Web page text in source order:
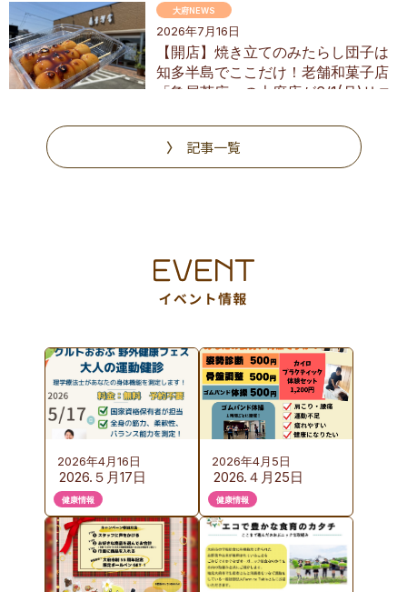
2026年7月16日
【開店】焼き立てのみたらし団子は
知多半島でここだけ！老舗和菓子店
「亀屋芳広」の大府店が6/1(月)リニ
大府NEWS
記事一覧
2026年4月16日
2026.５月17日
（日）KURUTOおお
ぶ 野外健康フェス
のご案内
健康情報
2026年4月5日
2026.４月25日
（土）カイロプラク
ティック体験会の
ご案内
健康情報